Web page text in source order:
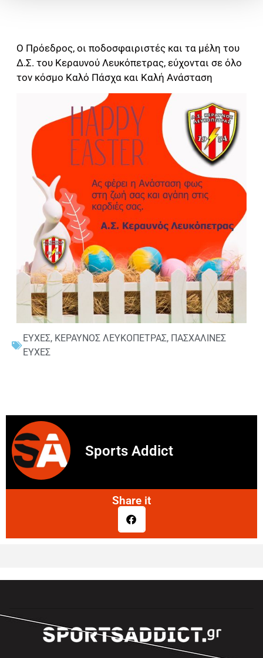
Ο Πρόεδρος, οι ποδοσφαιριστές και τα μέλη του
Δ.Σ. του Κεραυνού Λευκόπετρας, εύχονται σε όλο
τον κόσμο Καλό Πάσχα και Καλή Ανάσταση
ΕΥΧΕΣ, ΚΕΡΑΥΝΟΣ ΛΕΥΚΟΠΕΤΡΑΣ, ΠΑΣΧΑΛΙΝΕΣ
ΕΥΧΕΣ
Sports Addict
Share it